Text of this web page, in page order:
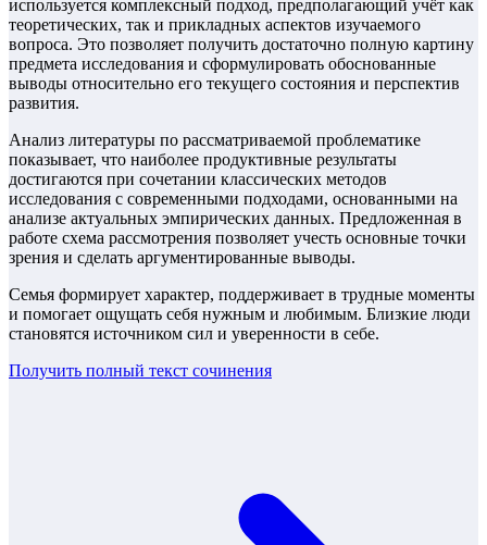
используется комплексный подход, предполагающий учёт как
теоретических, так и прикладных аспектов изучаемого
вопроса. Это позволяет получить достаточно полную картину
предмета исследования и сформулировать обоснованные
выводы относительно его текущего состояния и перспектив
развития.
Анализ литературы по рассматриваемой проблематике
показывает, что наиболее продуктивные результаты
достигаются при сочетании классических методов
исследования с современными подходами, основанными на
анализе актуальных эмпирических данных. Предложенная в
работе схема рассмотрения позволяет учесть основные точки
зрения и сделать аргументированные выводы.
Семья формирует характер, поддерживает в трудные моменты
и помогает ощущать себя нужным и любимым. Близкие люди
становятся источником сил и уверенности в себе.
Получить полный текст сочинения